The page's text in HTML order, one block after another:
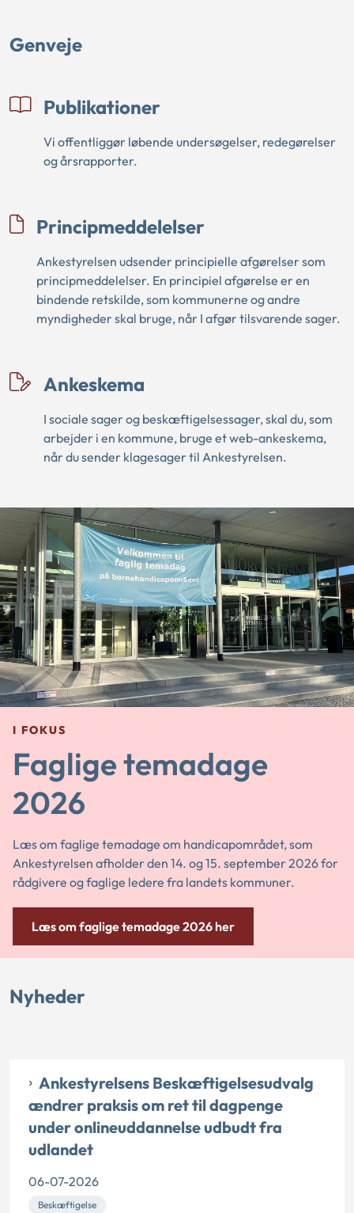
Genveje
Publikationer
Vi offentliggør løbende undersøgelser, redegørelser
og årsrapporter.
Principmeddelelser
Ankestyrelsen udsender principielle afgørelser som
principmeddelelser. En principiel afgørelse er en
bindende retskilde, som kommunerne og andre
myndigheder skal bruge, når I afgør tilsvarende sager.
Ankeskema
I sociale sager og beskæftigelsessager, skal du, som
arbejder i en kommune, bruge et web-ankeskema,
når du sender klagesager til Ankestyrelsen.
I FOKUS
Faglige temadage
2026
Læs om faglige temadage om handicapområdet, som
Ankestyrelsen afholder den 14. og 15. september 2026 for
rådgivere og faglige ledere fra landets kommuner.
Læs om faglige temadage 2026 her
Nyheder
Ankestyrelsens Beskæftigelsesudvalg
ændrer praksis om ret til dagpenge
under onlineuddannelse udbudt fra
udlandet
06-07-2026
Beskæftigelse